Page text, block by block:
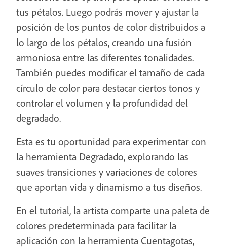
tus pétalos. Luego podrás mover y ajustar la
posición de los puntos de color distribuidos a
lo largo de los pétalos, creando una fusión
armoniosa entre las diferentes tonalidades.
También puedes modificar el tamaño de cada
círculo de color para destacar ciertos tonos y
controlar el volumen y la profundidad del
degradado.
Esta es tu oportunidad para experimentar con
la herramienta Degradado, explorando las
suaves transiciones y variaciones de colores
que aportan vida y dinamismo a tus diseños.
En el tutorial, la artista comparte una paleta de
colores predeterminada para facilitar la
aplicación con la herramienta Cuentagotas,